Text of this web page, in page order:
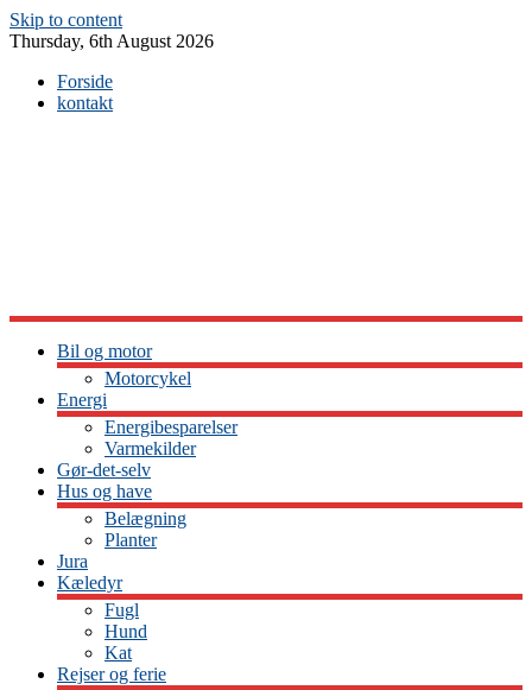
Skip to content
Thursday, 6th August 2026
Forside
kontakt
Bil og motor
Motorcykel
Energi
Energibesparelser
Varmekilder
Gør-det-selv
Hus og have
Belægning
Planter
Jura
Kæledyr
Fugl
Hund
Kat
Rejser og ferie